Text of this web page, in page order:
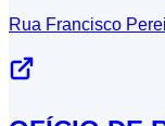
Rua Francisco